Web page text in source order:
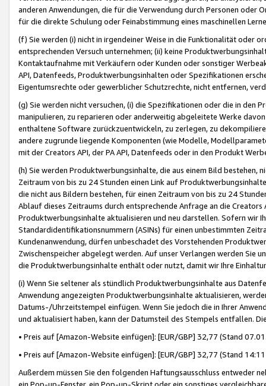
anderen Anwendungen, die für die Verwendung durch Personen
für die direkte Schulung oder Feinabstimmung eines maschinellen
(f) Sie werden (i) nicht in irgendeiner Weise in die Funktionalität oder
entsprechenden Versuch unternehmen; (ii) keine
Kontaktaufnahme mit Verkäufern oder Kunden oder sonstiger
API, Datenfeeds, Produktwerbungsinhalten oder Spezifikationen
Eigentumsrechte oder gewerblicher Schutzrechte, nicht entfernen,
(g) Sie werden nicht versuchen, (i) die Spezifikationen oder die in
manipulieren, zu reparieren oder anderweitig abgeleitete Werke
enthaltene Software zurückzuentwickeln, zu zerlegen, zu
andere zugrunde liegende Komponenten (wie Modelle,
mit der Creators API, der PA API, Datenfeeds oder in den Produkt
(h) Sie werden Produktwerbungsinhalte, die aus einem Bild bestehen,
Zeitraum von bis zu 24 Stunden einen Link auf
die nicht aus Bildern bestehen, für einen Zeitraum von bis zu 24
Ablauf dieses Zeitraums durch entsprechende Anfrage an die
Produktwerbungsinhalte aktualisieren und neu darstellen. Sofern wir
Standardidentifikationsnummern (ASINs) für einen unbestimmten
Kundenanwendung, dürfen unbeschadet des Vorstehenden
Zwischenspeicher abgelegt werden. Auf unser Verlangen werden Sie
die Produktwerbungsinhalte enthält oder nutzt, damit wir Ihre
(i) Wenn Sie seltener als stündlich Produktwerbungsinhalte aus
Anwendung angezeigten Produktwerbungsinhalte aktualisieren,
Datums-/Uhrzeitstempel einfügen. Wenn Sie jedoch die in Ihrer
und aktualisiert haben, kann der Datumsteil des Stempels entfallen.
• Preis auf [Amazon-Website einfügen]: [EUR/GBP] 32,77 (Stand
• Preis auf [Amazon-Website einfügen]: [EUR/GBP] 32,77 (Stand
Außerdem müssen Sie den folgenden Haftungsausschluss entweder
ein Pop-up-Fenster, ein Pop-up-Skript oder ein sonstiges